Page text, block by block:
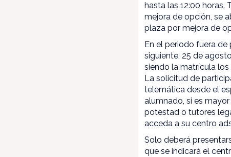
hasta las 12:00 horas.
mejora de opción, se
plaza por mejora de
En el periodo fuera
siguiente, 25 de
siendo la matrícula los
La solicitud de
telemática desde el
alumnado, si es
potestad o tutores
acceda a su centro
Solo deberá
que se indicará el